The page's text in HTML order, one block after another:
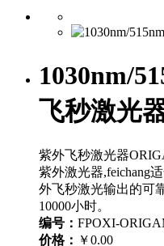
1030nm/
飞秒激光
紫外飞秒激光器
紫外激光器,feichang
外飞秒激光输出的可
10000小时。
编号： FPOXI-
价格： ￥0.00